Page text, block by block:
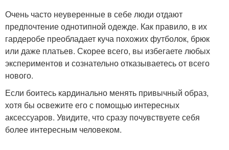
Очень часто неуверенные в себе люди отдают
предпочтение однотипной одежде. Как правило, в их
гардеробе преобладает куча похожих футболок, брюк
или даже платьев. Скорее всего, вы избегаете любых
экспериментов и сознательно отказываетесь от всего
нового.
Если боитесь кардинально менять привычный образ,
хотя бы освежите его с помощью интересных
аксессуаров. Увидите, что сразу почувствуете себя
более интересным человеком.